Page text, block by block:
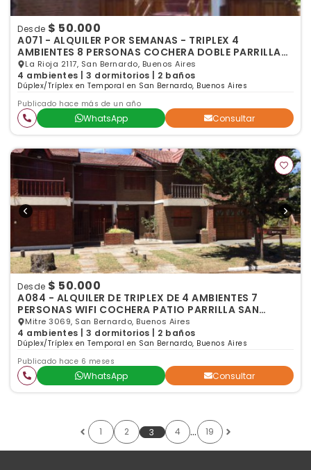
Desde $ 50.000
A071 - ALQUILER POR SEMANAS - TRIPLEX 4
AMBIENTES 8 PERSONAS COCHERA DOBLE PARRILLA
SAN BERNARDO
La Rioja 2117, San Bernardo, Buenos Aires
4 ambientes | 3 dormitorios | 2 baños
Dúplex/Tríplex en Temporal en San Bernardo, Buenos Aires
Publicado hace más de un año
WhatsApp Consultar
Desde $ 50.000
A084 - ALQUILER DE TRIPLEX DE 4 AMBIENTES 7
PERSONAS WIFI COCHERA PATIO PARRILLA SAN
BERNARDO
Mitre 3069, San Bernardo, Buenos Aires
4 ambientes | 3 dormitorios | 2 baños
Dúplex/Tríplex en Temporal en San Bernardo, Buenos Aires
Publicado hace 6 meses
WhatsApp Consultar
1 2 3 4 … 19